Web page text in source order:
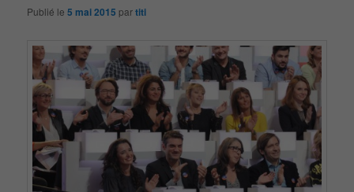
Publié le5 mai 2015 partiti